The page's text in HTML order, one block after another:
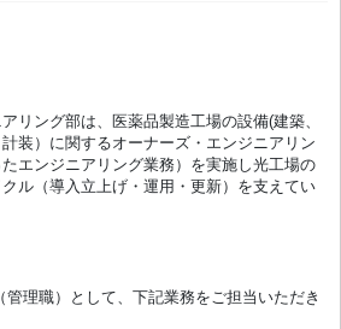
リング部は、医薬品製造工場の設備(建築、
装）に関するオーナーズ・エンジニアリン
エンジニアリング業務）を実施し光工場の
ル（導入立上げ・運用・更新）を支えてい
管理職）として、下記業務をご担当いただき